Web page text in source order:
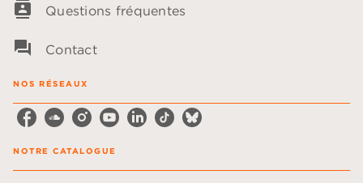
contacts Questions fréquentes
question_answer Contact
NOS RÉSEAUX
NOTRE CATALOGUE